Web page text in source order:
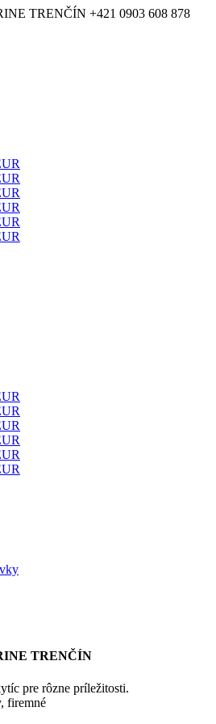
TRENČÍN +421 0903 608 878
TRENČÍN
pre rôzne príležitosti.
firemné